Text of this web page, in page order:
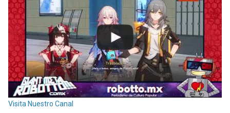
Visita Nuestro Canal